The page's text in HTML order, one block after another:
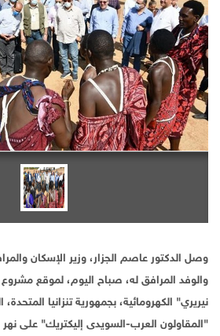
وصل الدكتور عاصم الجزار، وزير الإسكان
والوفد المرافق له، صباح اليوم، لموقع
نيريري" الكهرومائية، بجمهورية تنزانيا
"المقاولون العرب-السويدى إليكتريك" على نهر